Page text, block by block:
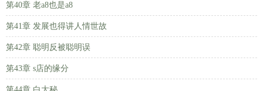
第40章 老a8也是a8
第41章 发展也得讲人情世故
第42章 聪明反被聪明误
第43章 s店的缘分